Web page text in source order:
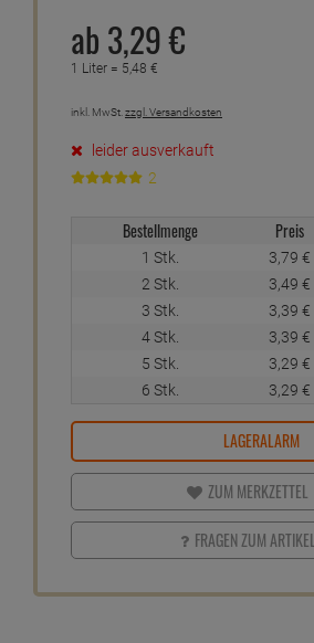
ab 3,29€
1 Liter = 5,48 €
inkl. MwSt. zzgl. Versandkosten
leider ausverkauft
2
Bestellmenge Preis
1 Stk. 3,79 €
2 Stk.
3,49 €
3 Stk.
3,39 €
4 Stk.
3,39 €
5 Stk.
3,29 €
6 Stk.
3,29 €
LAGERALARM
ZUM MERKZETTEL
FRAGEN ZUM ARTIKEL